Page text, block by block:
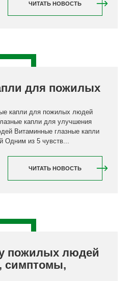
ЧИТАТЬ НОВОСТЬ
для пожилых
капли для пожилых людей
капли для улучшения
Витаминные глазные капли
Одним из 5 чувств...
ЧИТАТЬ НОВОСТЬ
пожилых людей
симптомы,